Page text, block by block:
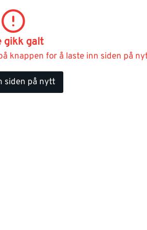
gikk galt
knappen for å laste inn siden på
siden på nytt